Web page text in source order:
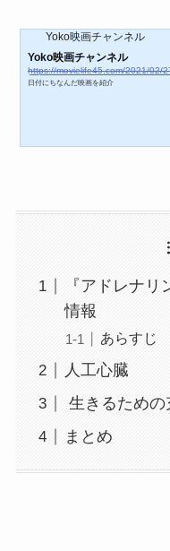
Yoko映画チャンネル
Yoko映画チャンネル
https://movielife45.com/2021/02/
日付にちなんだ映画を紹介
『アドレナ
情報
あらすじ
人工心臓
生きるための
まとめ